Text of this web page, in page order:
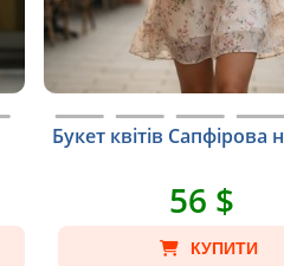
Букет квітів Сапфіровa
56 $
КУПИТИ